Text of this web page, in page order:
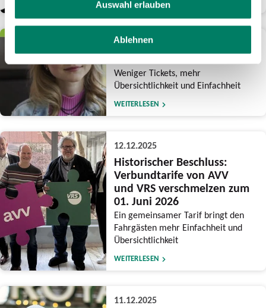
Auswahl erlauben
Ablehnen
15.12.2025
Reform des NRW-Tarifs
Weniger Tickets, mehr
Übersichtlichkeit und Einfachheit
WEITERLESEN
12.12.2025
Historischer Beschluss:
Verbundtarife von AVV
und VRS verschmelzen zum
01. Juni 2026
Ein gemeinsamer Tarif bringt den
Fahrgästen mehr Einfachheit und
Übersichtlichkeit
WEITERLESEN
11.12.2025